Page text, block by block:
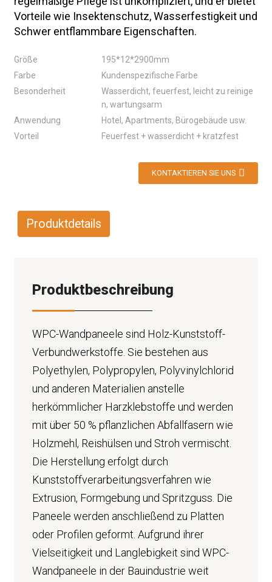
Vorteile wie Insektenschutz, Wasserfestigkeit und
Schwer entflammbare Eigenschaften.
Größe
195*12*2900mm
Farbe
Kundenspezifische Farbe
Besonderheit
Wasserdicht, feuerfest, leicht zu reinige
n, wartungsarm
Anwendung
Hotel, Apartments, Bürogebäude usw.
Vorteil
Feuerfest + wasserdicht + kratzfest
KONTAKTIEREN SIE UNS
Produktdetails
Produktbeschreibung
WPC-Wandpaneele sind Holz-Kunststoff-
Verbundwerkstoffe. Sie bestehen aus
Polyethylen, Polypropylen, Polyvinylchlorid
und anderen Materialien anstelle
herkömmlicher Harzklebstoffe und werden
mit über 50 % pflanzlichen Abfallfasern wie
Holzmehl, Reishülsen und Stroh vermischt.
Die Herstellung erfolgt durch
Kunststoffverarbeitungsverfahren wie
Extrusion, Formgebung und Spritzguss. Die
Paneele werden anschließend zu Platten
oder Profilen geformt. Aufgrund ihrer
Vielseitigkeit und Langlebigkeit sind WPC-
Wandpaneele in der Bauindustrie weit